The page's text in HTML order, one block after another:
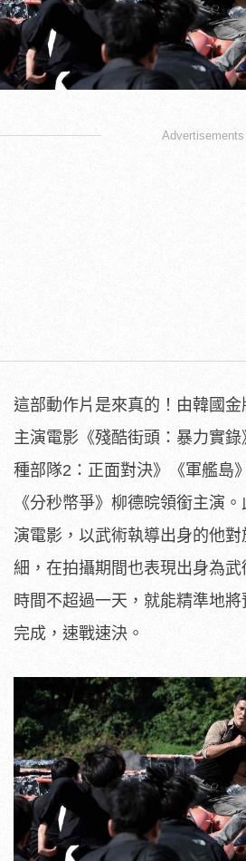
Advertisements
這部動作片是來真的！由韓國
主演電影《殘酷街頭：暴力實
種部隊2：正面對決》《軍艦島
《分秒幣爭》柳德晥領銜主演
演電影，以武術執導出身的他
細，在拍攝期間也表現出身為
時間不超過一天，就能精準地
完成，速戰速決。